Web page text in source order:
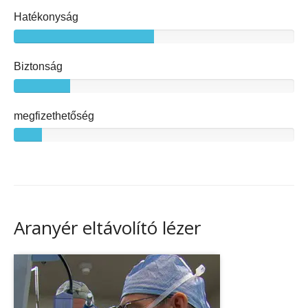
Hatékonyság
Biztonság
megfizethetőség
Aranyér eltávolító lézer